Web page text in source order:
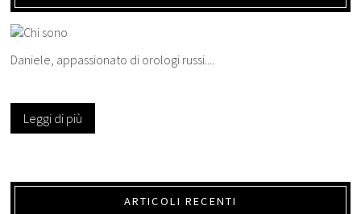
Daniele, appassionato di orologi russi....
Leggi di più
ARTICOLI RECENTI